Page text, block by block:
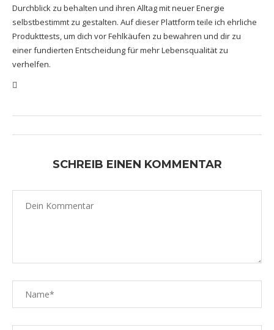
Durchblick zu behalten und ihren Alltag mit neuer Energie
selbstbestimmt zu gestalten. Auf dieser Plattform teile ich ehrliche
Produkttests, um dich vor Fehlkäufen zu bewahren und dir zu
einer fundierten Entscheidung für mehr Lebensqualität zu
verhelfen.
SCHREIB EINEN KOMMENTAR